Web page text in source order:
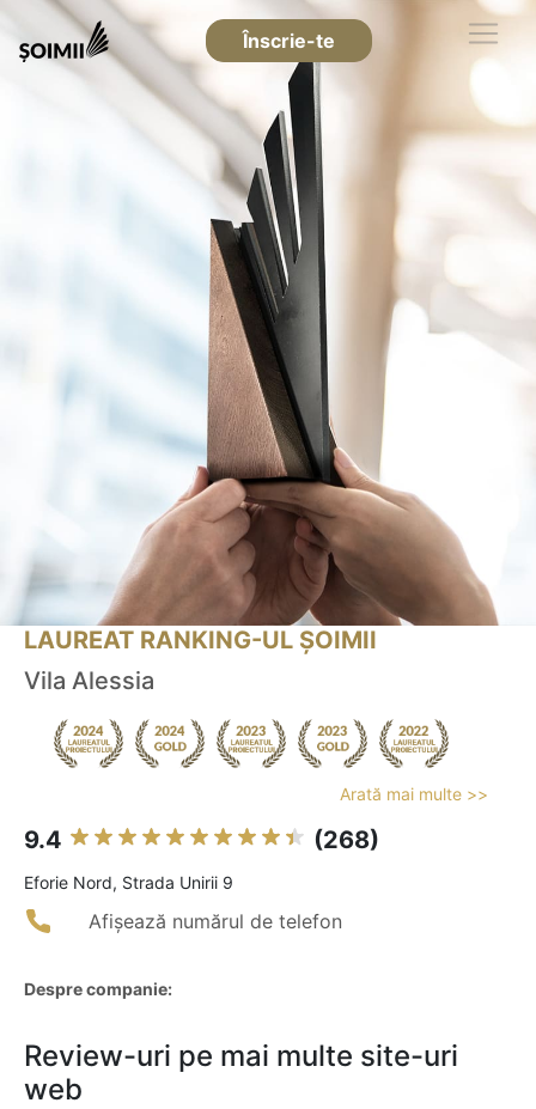
Înscrie-te
LAUREAT RANKING-UL ȘOIMII
Vila Alessia
Arată mai multe >>
9.4 (268)
Eforie Nord, Strada Unirii 9
Afișează numărul de telefon
Despre companie:
Review-uri pe mai multe site-uri
web